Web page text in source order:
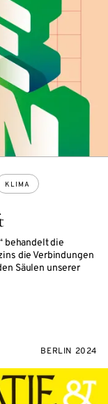
behandelt die
die Verbindungen
Säulen unserer
KLIMA
BERLIN 2024